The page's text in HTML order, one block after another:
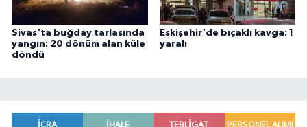
Sivas'ta buğday tarlasında
yangın: 20 dönüm alan küle
döndü
Eskişehir'de bıçaklı kavga: 1
yaralı